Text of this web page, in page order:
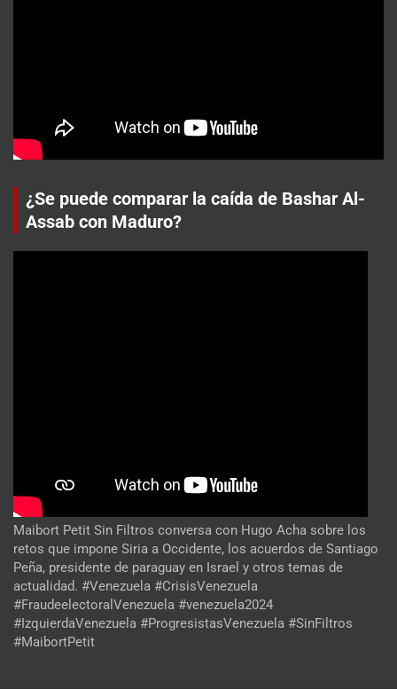
¿Se puede comparar la caída de Bashar Al-
Assab con Maduro?
Maibort Petit Sin Filtros conversa con Hugo Acha sobre los
retos que impone Siria a Occidente, los acuerdos de Santiago
Peña, presidente de paraguay en Israel y otros temas de
actualidad. #Venezuela #CrisisVenezuela
#FraudeelectoralVenezuela #venezuela2024
#IzquierdaVenezuela #ProgresistasVenezuela #SinFiltros
#MaibortPetit